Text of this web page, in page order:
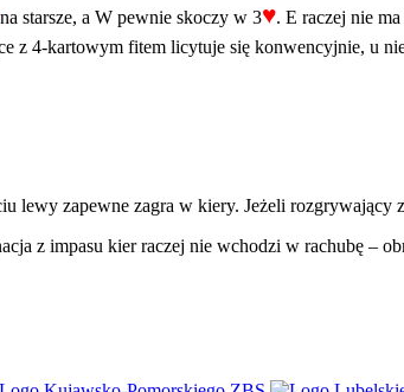
na starsze, a W pewnie skoczy w 3♥. E raczej nie
z 4-kartowym fitem licytuje się konwencyjnie, u
lewy zapewne zagra w kiery. Jeżeli
z impasu kier raczej nie wchodzi w rachubę –